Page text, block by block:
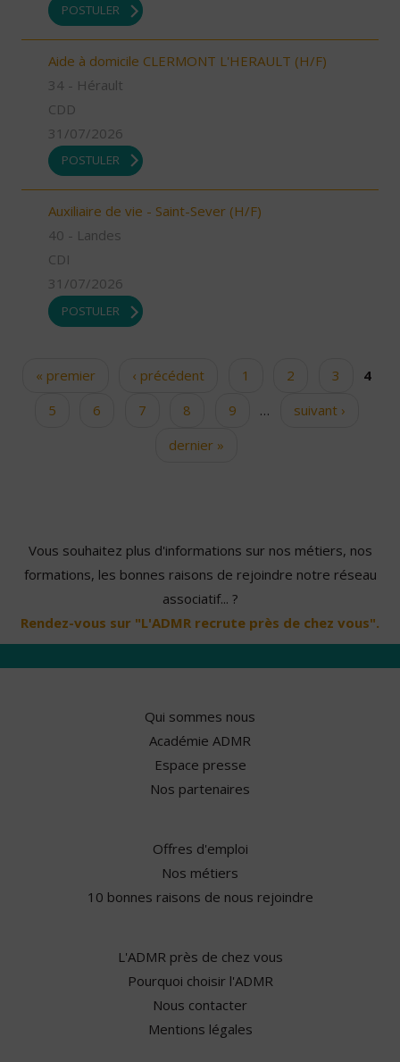
POSTULER
Aide à domicile CLERMONT L'HERAULT (H/F)
34 - Hérault
CDD
31/07/2026
POSTULER
Auxiliaire de vie - Saint-Sever (H/F)
40 - Landes
CDI
31/07/2026
POSTULER
Pages« premier ‹ précédent 1 2 3
4
5
6 7 8 9 …
suivant ›
dernier »
Vous souhaitez plus d'informations sur nos métiers, nos
formations, les bonnes raisons de rejoindre notre réseau
associatif... ?
Rendez-vous sur "L'ADMR recrute près de chez vous".
Qui sommes nous
Académie ADMR
Espace presse
Nos partenaires
Offres d'emploi
Nos métiers
10 bonnes raisons de nous rejoindre
L'ADMR près de chez vous
Pourquoi choisir l'ADMR
Nous contacter
Mentions légales